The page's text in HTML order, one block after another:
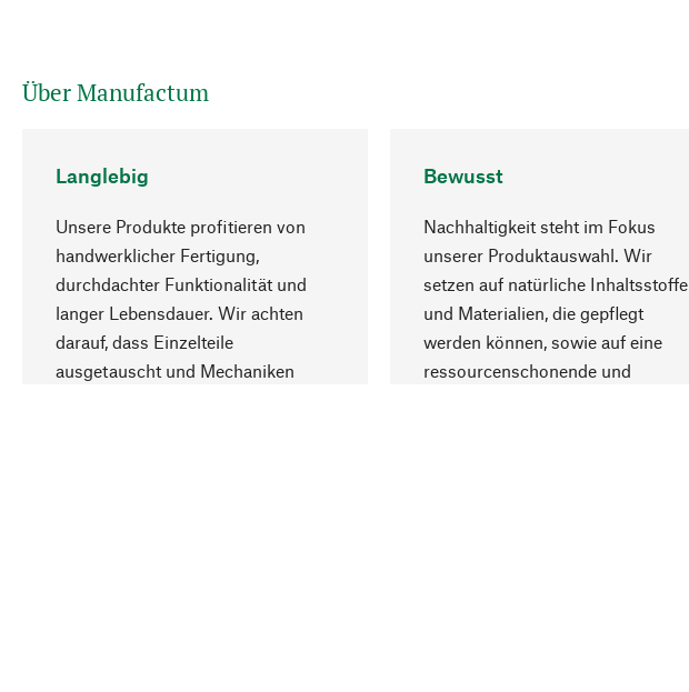
Über Manufactum
Langlebig
Unsere Produkte profitieren von
handwerklicher Fertigung,
durchdachter Funktionalität und
langer Lebensdauer. Wir achten
darauf, dass Einzelteile
ausgetauscht und Mechaniken
Bewusst
Nachhaltigkeit steht im Fokus
unserer Produktauswahl. Wir
setzen auf natürliche Inhaltsstoffe
und Materialien, die gepflegt
werden können, sowie auf eine
ressourcenschonende und